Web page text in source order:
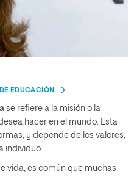
EDUCACIÓN
se refiere a la misión o la
hacer en el mundo. Esta
y depende de los valores,
individuo.
vida, es común que muchas